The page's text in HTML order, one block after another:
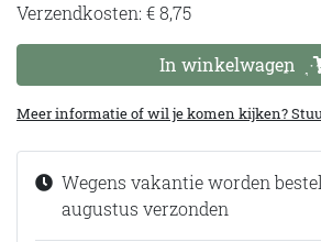
Verzendkosten: € 8,75
In winkelwagen
Meer informatie of wil je komen kijken?
Wegens vakantie worden
augustus verzonden